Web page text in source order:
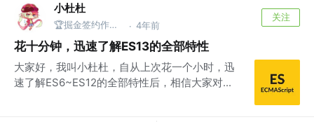
小杜杜
🏆掘金签约作者 @公众号：杜杜的全栈之旅 · 4年前
关注
花十分钟，迅速了解ES13的全部特性
大家好，我叫小杜杜，自从上次花一个小时，迅
速了解ES6~ES12的全部特性后，相信大家对...